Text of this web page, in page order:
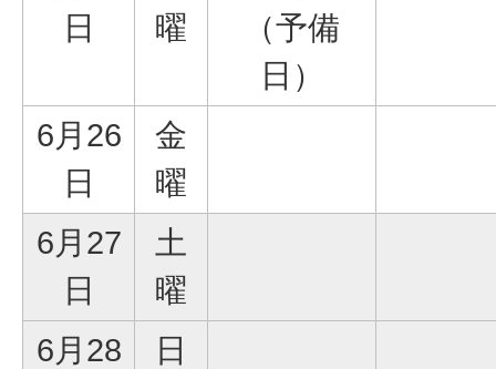
日
曜
（予備
日）
6月26
日
金
曜
6月27
日
土
曜
6月28
日